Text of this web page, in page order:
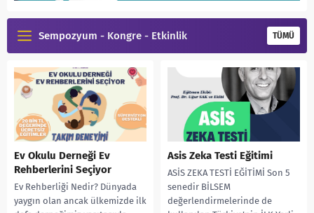
Sempozyum - Kongre - Etkinlik TÜMÜ
Ev Okulu Derneği Ev
Rehberlerini Seçiyor
Ev Rehberliği Nedir? Dünyada
yaygın olan ancak ülkemizde ilk
Asis Zeka Testi Eğitimi
ASİS ZEKA TESTİ EĞİTİMİ Son 5
senedir BİLSEM
değerlendirmelerinde de